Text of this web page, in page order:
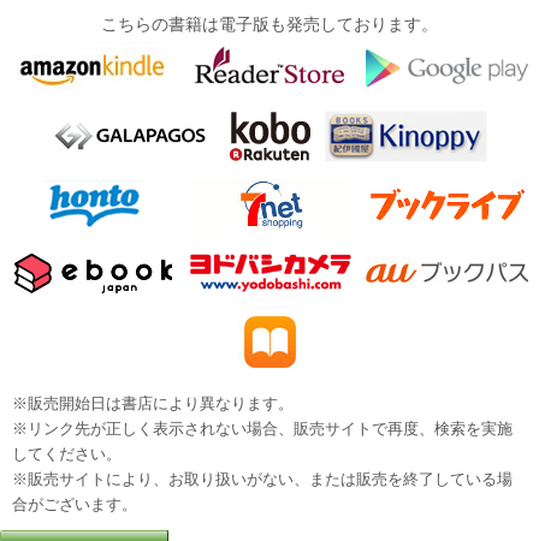
こちらの書籍は電子版も発売しております。
※販売開始日は書店により異なります。
※リンク先が正しく表示されない場合、販売サイトで再度、検索を実施
してください。
※販売サイトにより、お取り扱いがない、または販売を終了している場
合がございます。